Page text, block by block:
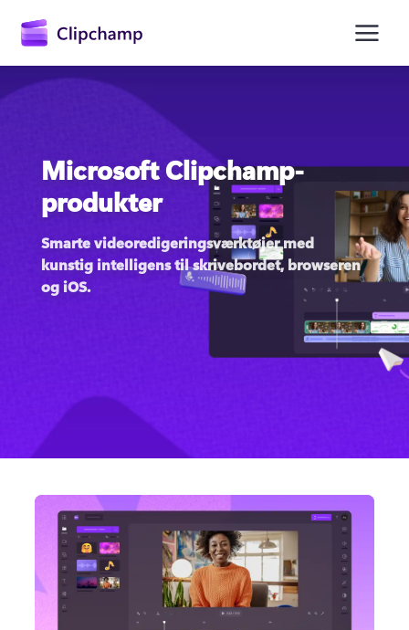
Log på
Microsoft Clipchamp-
produkter
Smarte videoredigeringsværktøjer med
kunstig intelligens til skrivebordet, browseren
og iOS.